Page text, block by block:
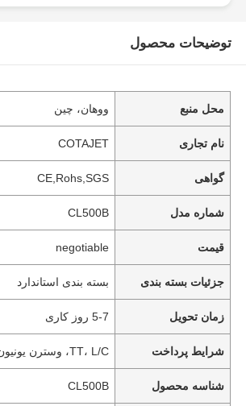
توضیحات محصول
محل منبع ووهان، چین
نام تجاری COTAJET
گواهی CE,Rohs,SGS
شماره مدل CL500B
قیمت negotiable
جزئیات بسته بندی بسته بندی استاندارد
زمان تحویل 5-7 روز کاری
شرایط پرداخت TT، L/C، وسترن یونیون
شناسه محصول CL500B